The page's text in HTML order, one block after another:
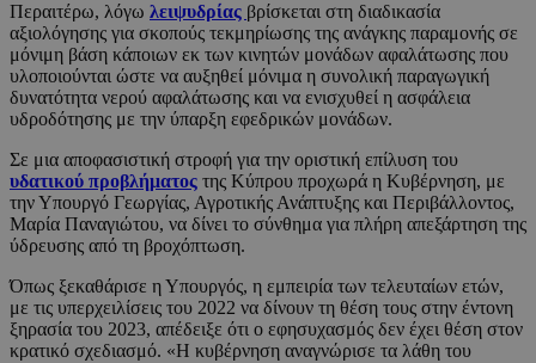
Περαιτέρω, λόγω λειψυδρίας βρίσκεται στη διαδικασία
αξιολόγησης για σκοπούς τεκμηρίωσης της ανάγκης παραμονής σε
μόνιμη βάση κάποιων εκ των κινητών μονάδων αφαλάτωσης που
υλοποιούνται ώστε να αυξηθεί μόνιμα η συνολική παραγωγική
δυνατότητα νερού αφαλάτωσης και να ενισχυθεί η ασφάλεια
υδροδότησης με την ύπαρξη εφεδρικών μονάδων.
Σε μια αποφασιστική στροφή για την οριστική επίλυση του
υδατικού προβλήματος της Κύπρου προχωρά η Κυβέρνηση, με
την Υπουργό Γεωργίας, Αγροτικής Ανάπτυξης και Περιβάλλοντος,
Μαρία Παναγιώτου, να δίνει το σύνθημα για πλήρη απεξάρτηση της
ύδρευσης από τη βροχόπτωση.
Όπως ξεκαθάρισε η Υπουργός, η εμπειρία των τελευταίων ετών,
με τις υπερχειλίσεις του 2022 να δίνουν τη θέση τους στην έντονη
ξηρασία του 2023, απέδειξε ότι ο εφησυχασμός δεν έχει θέση στον
κρατικό σχεδιασμό. «Η κυβέρνηση αναγνώρισε τα λάθη του